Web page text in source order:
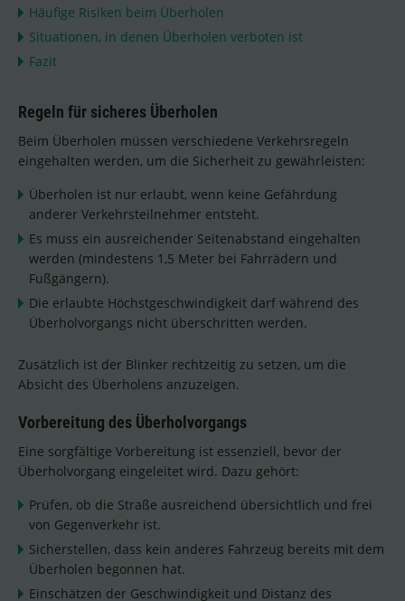
Häufige Risiken beim Überholen
Situationen, in denen Überholen verboten ist
Fazit
Regeln für sicheres Überholen
Beim Überholen müssen verschiedene Verkehrsregeln
eingehalten werden, um die Sicherheit zu gewährleisten:
Überholen ist nur erlaubt, wenn keine Gefährdung
anderer Verkehrsteilnehmer entsteht.
Es muss ein ausreichender Seitenabstand eingehalten
werden (mindestens 1,5 Meter bei Fahrrädern und
Fußgängern).
Die erlaubte Höchstgeschwindigkeit darf während des
Überholvorgangs nicht überschritten werden.
Zusätzlich ist der Blinker rechtzeitig zu setzen, um die
Absicht des Überholens anzuzeigen.
Vorbereitung des Überholvorgangs
Eine sorgfältige Vorbereitung ist essenziell, bevor der
Überholvorgang eingeleitet wird. Dazu gehört:
Prüfen, ob die Straße ausreichend übersichtlich und frei
von Gegenverkehr ist.
Sicherstellen, dass kein anderes Fahrzeug bereits mit dem
Überholen begonnen hat.
Einschätzen der Geschwindigkeit und Distanz des